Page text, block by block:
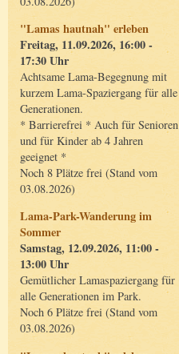
"Lamas hautnah" erleben
Freitag, 11.09.2026, 16:00 -
17:30 Uhr
Achtsame Lama-Begegnung mit
kurzem Lama-Spaziergang für alle
Generationen.
* Barrierefrei * Auch für Senioren
und für Kinder ab 4 Jahren
geeignet *
Noch 8 Plätze frei (Stand vom
03.08.2026)
Lama-Park-Wanderung im
Sommer
Samstag, 12.09.2026, 11:00 -
13:00 Uhr
Gemütlicher Lamaspaziergang für
alle Generationen im Park.
Noch 6 Plätze frei (Stand vom
03.08.2026)